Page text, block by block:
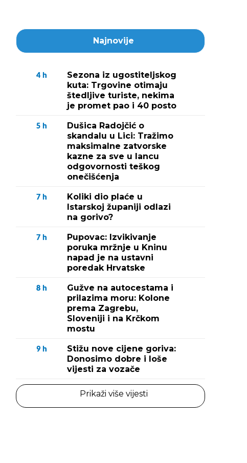
Najnovije
4 h
Sezona iz ugostiteljskog
kuta: Trgovine otimaju
štedljive turiste, nekima
je promet pao i 40 posto
5 h
Dušica Radojčić o
skandalu u Lici: Tražimo
maksimalne zatvorske
kazne za sve u lancu
odgovornosti teškog
onečišćenja
7 h
Koliki dio plaće u
Istarskoj županiji odlazi
na gorivo?
7 h
Pupovac: Izvikivanje
poruka mržnje u Kninu
napad je na ustavni
poredak Hrvatske
8 h
Gužve na autocestama i
prilazima moru: Kolone
prema Zagrebu,
Sloveniji i na Krčkom
mostu
9 h
Stižu nove cijene goriva:
Donosimo dobre i loše
vijesti za vozače
Prikaži više vijesti